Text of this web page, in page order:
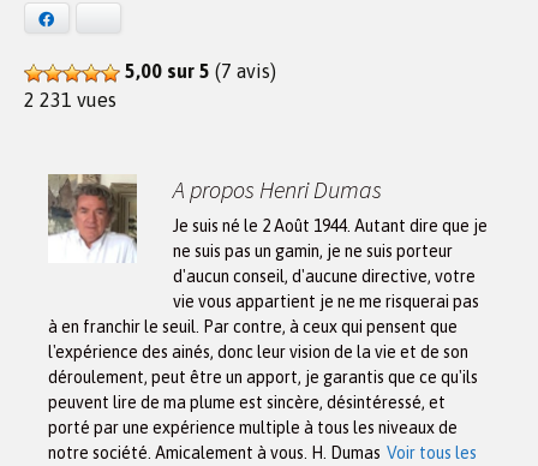
5,00 sur 5 (7 avis)
2 231 vues
A propos Henri Dumas
Je suis né le 2 Août 1944. Autant dire que je
ne suis pas un gamin, je ne suis porteur
d'aucun conseil, d'aucune directive, votre
vie vous appartient je ne me risquerai pas
à en franchir le seuil. Par contre, à ceux qui pensent que
l'expérience des ainés, donc leur vision de la vie et de son
déroulement, peut être un apport, je garantis que ce qu'ils
peuvent lire de ma plume est sincère, désintéressé, et
porté par une expérience multiple à tous les niveaux de
notre société. Amicalement à vous. H. Dumas Voir tous les